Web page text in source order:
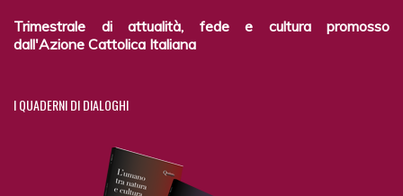
Trimestrale di attualità, fede e cultura promosso
dall'Azione Cattolica Italiana
IQUADERNI DI DIALOGHI